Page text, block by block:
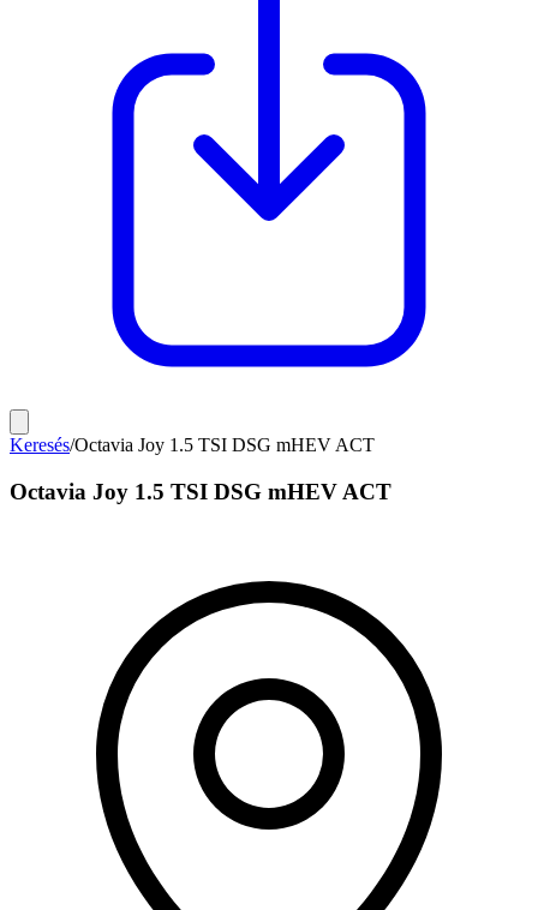
Keresés/Octavia Joy 1.5 TSI DSG mHEV ACT
Octavia Joy 1.5 TSI DSG mHEV ACT